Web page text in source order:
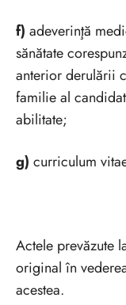
f) adeverinţă
sănătate
anterior derulării
familie al
abilitate;
g) curriculum
Actele prevăzute
original în
acestea.